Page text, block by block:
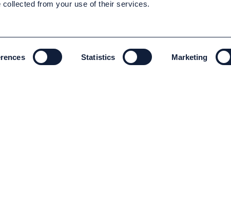
collected from your use of their services.
Statistics Marketing